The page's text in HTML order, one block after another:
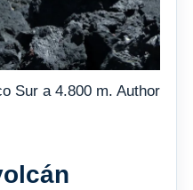
Sur a 4.800 m. Author